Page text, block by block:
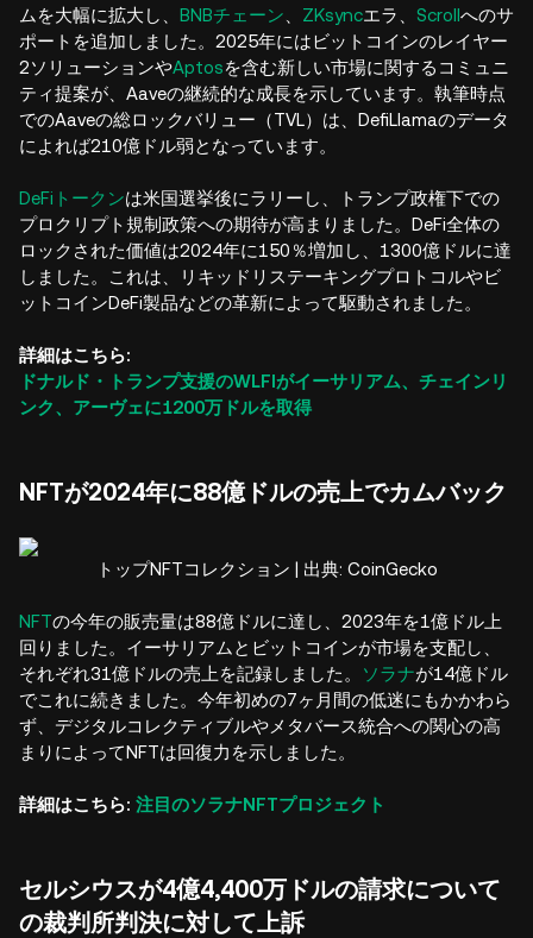
ムを大幅に拡大し、 BNBチェーン ZKsyncエラ、 Scrollへのサ
ポートを追加しました。2025年にはビットコインのレイヤー
2ソリューションやAptosを含む新しい市場に関するコミュニ
ティ提案が、Aaveの継続的な成長を示しています。執筆時点
でのAaveの総ロックバリュー（TVL）は、DefiLlamaのデータ
によれば210億ドル弱となっています。
DeFiトークンは米国選挙後にラリーし、トランプ政権下での
プロクリプト規制政策への期待が高まりました。DeFi全体の
ロックされた価値は2024年に150％増加し、1300億ドルに達
しました。これは、リキッドリステーキングプロトコルやビ
ットコインDeFi製品などの革新によって駆動されました。
詳細はこちら:
ドナルド・トランプ支援のWLFIがイーサリアム、チェインリ
ンク、アーヴェに1200万ドルを取得
NFTが2024年に88億ドルの売上でカムバック
トップNFTコレクション | 出典: CoinGecko
NFTの今年の販売量は88億ドルに達し、2023年を1億ドル上
回りました。イーサリアムとビットコインが市場を支配し、
それぞれ31億ドルの売上を記録しました。
ソラナが14億ドル
でこれに続きました。今年初めの7ヶ月間の低迷にもかかわら
ず、デジタルコレクティブルやメタバース統合への関心の高
まりによってNFTは回復力を示しました。
詳細はこちら: 注目のソラナNFTプロジェクト
セルシウスが4億4,400万ドルの請求について
の裁判所判決に対して上訴